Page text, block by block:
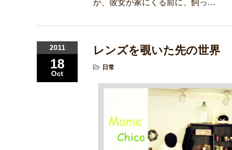
が、彼女が家にくる前に、飼っ…
2011
18
Oct
レンズを覗いた先の世界
日常